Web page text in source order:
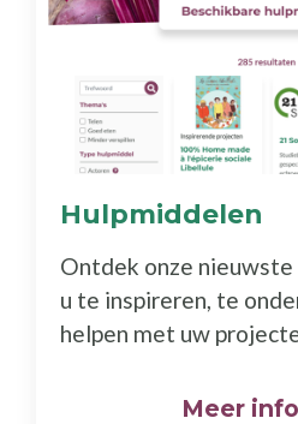
Hulpmiddelen
Ontdek onze
u te inspireren, te
helpen met uw
Meer info